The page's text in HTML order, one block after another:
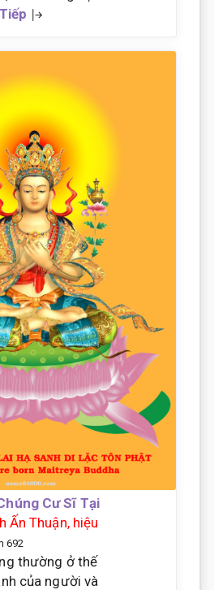
Cư Sĩ Tại
Ấn Thuận, hiệu
692
thường ở thế
của người và